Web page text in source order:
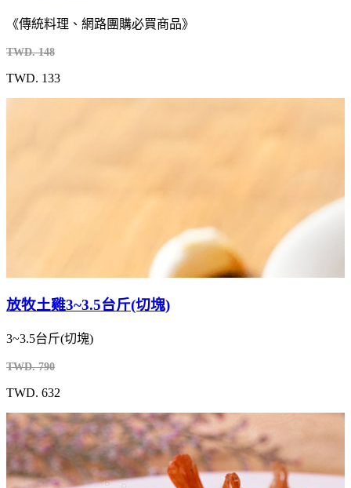
《傳統料理、網路團購必買商品》
TWD. 148
TWD. 133
放牧土雞3~3.5台斤(切塊)
3~3.5台斤(切塊)
TWD. 790
TWD. 632